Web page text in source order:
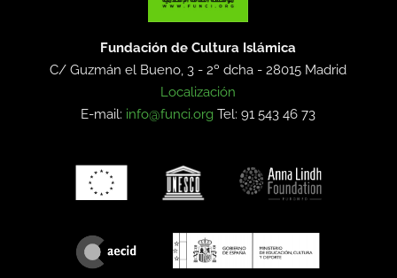
Fundación de Cultura Islámica
C/ Guzmán el Bueno, 3 - 2º dcha -28015 Madrid
Localización
E-mail: info@funci.org Tel: 91 543 46 73